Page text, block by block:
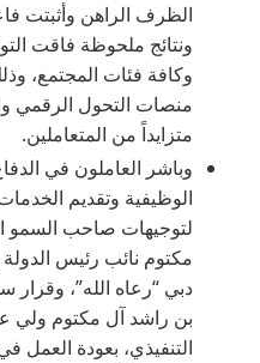
الظرف الراهن وأثبتت
ونتائج ملحوظة فاقت
وكافة فئات المجتمع،
منصات التحول الرقمي
متزايداً من المتعاملين.
وباشر العاملون في
الوظيفية وتقديم الخدمات
لتوجيهات صاحب السمو
مكتوم نائب رئيس
دبي “رعاه الله”،
بن راشد آل مكتوم ولي
التنفيذي، بعودة العمل